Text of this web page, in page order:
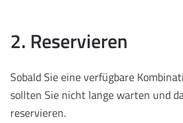
2. Reservieren
Sobald Sie eine verfügbare
sollten Sie nicht lange warten und
reservieren.